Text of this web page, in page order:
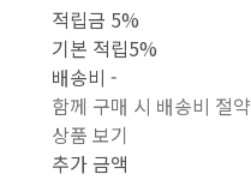
적립금 5%
기본 적립5%
배송비 -
함께 구매 시 배송비 절약
상품 보기
추가 금액